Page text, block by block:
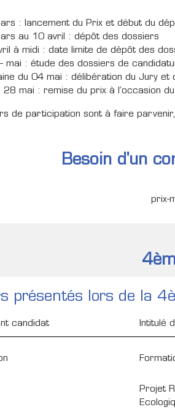
: lancement du Prix et début du
au 10 avril : dépôt des dossiers
à midi : date limite de dépôt des
mai : étude des dossiers de
du 04 mai : délibération du Jury et
28 mai : remise du prix à l’occasion
de participation sont à faire
Besoin d'un
prix-
présentés lors de la
candidat Intitulé
Projet